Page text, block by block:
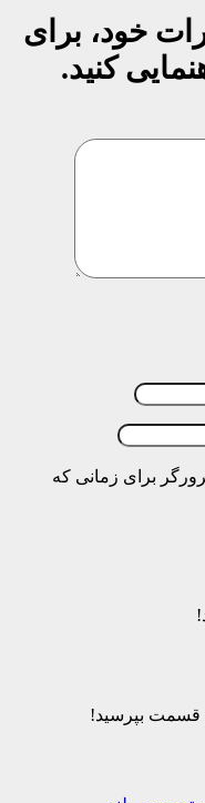
خود، برای
کنید.
برای زمانی که
قسمت بپرسید!